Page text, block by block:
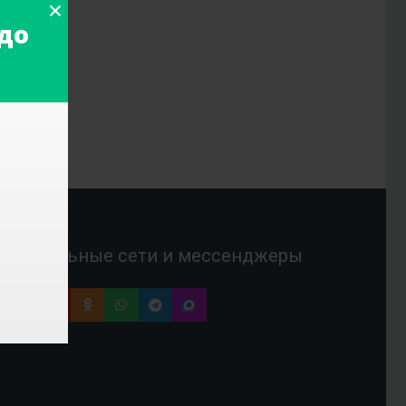
Социальные сети и мессенджеры